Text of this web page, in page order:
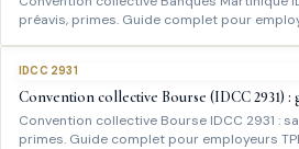
préavis, primes. Guide complet pour
IDCC 2931
Convention collective Bourse (IDCC 2931) :
Convention collective Bourse IDCC 2931 :
primes. Guide complet pour employeurs